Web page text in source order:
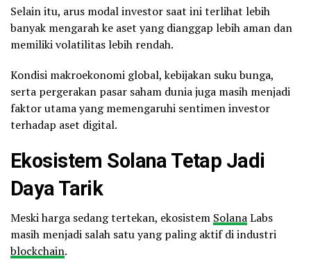
Selain itu, arus modal investor saat ini terlihat lebih
banyak mengarah ke aset yang dianggap lebih aman dan
memiliki volatilitas lebih rendah.
Kondisi makroekonomi global, kebijakan suku bunga,
serta pergerakan pasar saham dunia juga masih menjadi
faktor utama yang memengaruhi sentimen investor
terhadap aset digital.
Ekosistem Solana Tetap Jadi
Daya Tarik
Meski harga sedang tertekan, ekosistem SolanaLabs
masih menjadi salah satu yang paling aktif di industri
blockchain.